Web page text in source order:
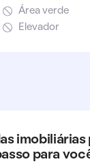
Área verde
Elevador
imobiliárias
para